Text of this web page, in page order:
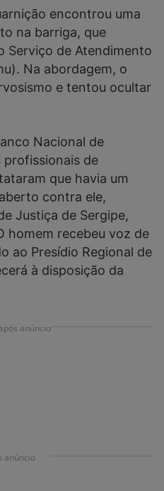
encontrou uma
na barriga, que
Serviço de Atendimento
Na abordagem, o
e tentou ocultar
Nacional de
profissionais de
que havia um
contra ele,
Justiça de Sergipe,
homem recebeu voz de
ao Presídio Regional de
à disposição da
anúncio
anúncio